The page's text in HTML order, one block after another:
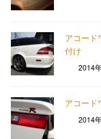
アコード
付け
2014
アコード
2014